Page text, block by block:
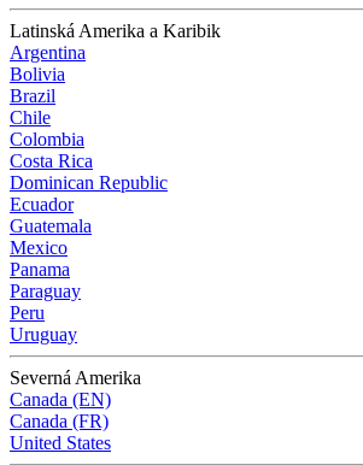
Latinská Amerika a Karibik
Argentina
Bolivia
Brazil
Chile
Colombia
Costa Rica
Dominican Republic
Ecuador
Guatemala
Mexico
Panama
Paraguay
Peru
Uruguay
Severná Amerika
Canada (EN)
Canada (FR)
United States